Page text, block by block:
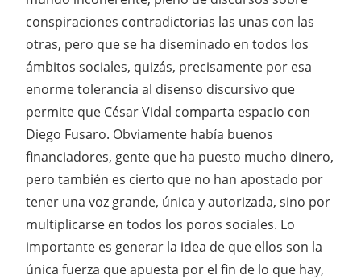
conspiraciones contradictorias las unas con las
otras, pero que se ha diseminado en todos los
ámbitos sociales, quizás, precisamente por esa
enorme tolerancia al disenso discursivo que
permite que César Vidal comparta espacio con
Diego Fusaro. Obviamente había buenos
financiadores, gente que ha puesto mucho dinero,
pero también es cierto que no han apostado por
tener una voz grande, única y autorizada, sino por
multiplicarse en todos los poros sociales. Lo
importante es generar la idea de que ellos son la
única fuerza que apuesta por el fin de lo que hay,